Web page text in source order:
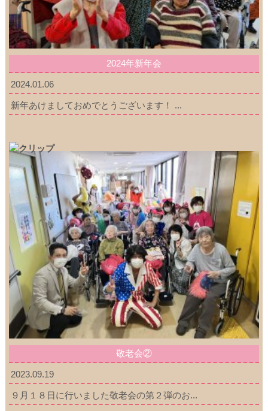
2024年新年会
2024.01.06
新年あけましておめでとうございます！ ...
敬老会②
2023.09.19
９月１８日に行いました敬老会の第２弾のお...